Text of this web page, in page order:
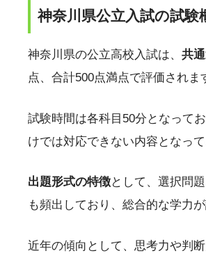
神奈川県公立入試の試験
神奈川県の公立高校入試は、 共
点、合計500点満点で評価されま
試験時間は各科目50分となって
けでは対応できない内容となって
出題形式の特徴として、選択問
も頻出しており、総合的な学力
近年の傾向として、思考力や判